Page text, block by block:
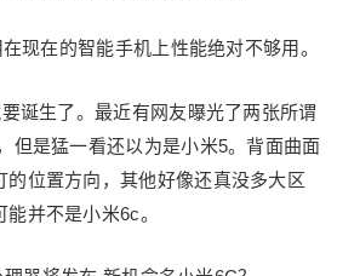
现在的智能手机上性能绝对不够用。
诞生了。最近有网友曝光了两张所谓
但是猛一看还以为是小米5。背面曲面
的位置方向，其他好像还真没多大区
并不是小米6c。